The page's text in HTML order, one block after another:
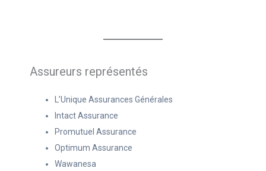
Assureurs représentés
L’Unique Assurances Générales
Intact Assurance
Promutuel Assurance
Optimum Assurance
Wawanesa